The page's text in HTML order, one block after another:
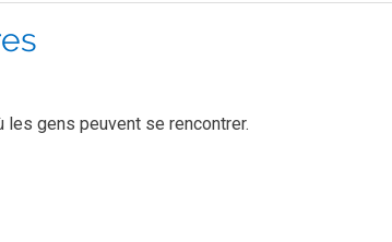
gens peuvent se rencontrer.